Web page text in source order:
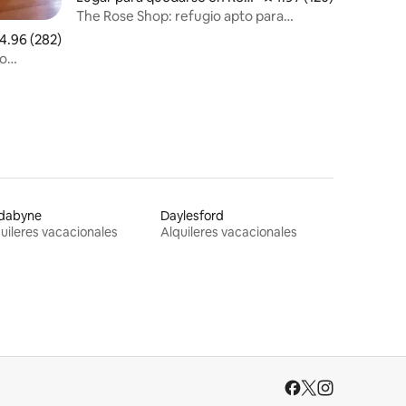
promedio: 4.96 de 5, 282 reseñas
4.96 (282)
klyn
The Rose Shop: refugio apto para
vacacionales
Daylesford
Alquileres vacacionales